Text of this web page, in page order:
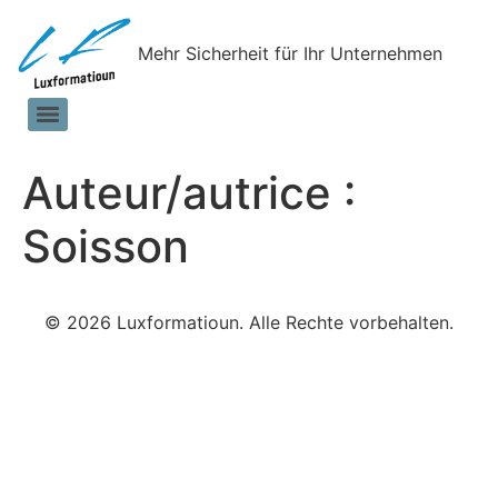
Mehr Sicherheit für Ihr Unternehmen
Auteur/autrice :
Soisson
© 2026 Luxformatioun. Alle Rechte vorbehalten.